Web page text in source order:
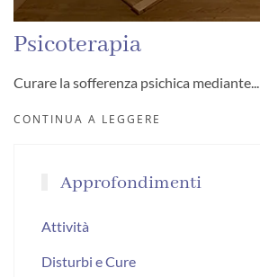
Psicoterapia
Curare la sofferenza psichica mediante...
CONTINUA A LEGGERE
Approfondimenti
Attività
Disturbi e Cure